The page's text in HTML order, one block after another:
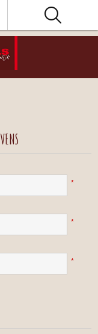
*
*
*